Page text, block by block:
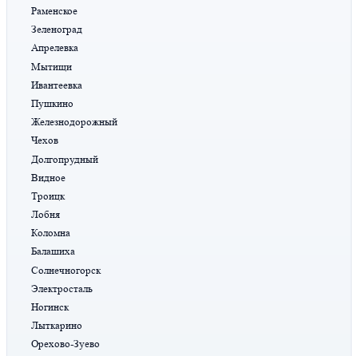
Раменское
Зеленоград
Апрелевка
Мытищи
Ивантеевка
Пушкино
Железнодорожный
Чехов
Долгопрудный
Видное
Троицк
Лобня
Коломна
Балашиха
Солнечногорск
Электросталь
Ногинск
Лыткарино
Орехово-Зуево